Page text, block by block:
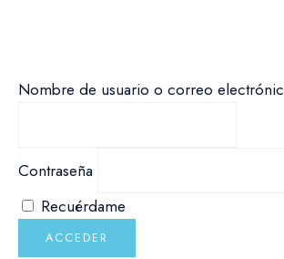
Nombre de usuario o correo
Contraseña
Recuérdame